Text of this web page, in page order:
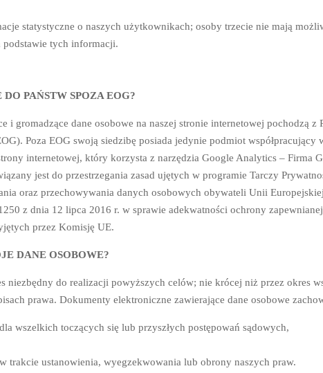
statystyczne o naszych użytkownikach; osoby trzecie nie mają
tych informacji.
PAŃSTW SPOZA EOG?
i gromadzące dane osobowe na naszej stronie internetowej pochodzą z
Poza EOG swoją siedzibę posiada jedynie podmiot współpracujący
internetowej, który korzysta z narzędzia Google Analytics – Firma
jest do przestrzegania zasad ujętych w programie Tarczy
oraz przechowywania danych osobowych obywateli Unii
z dnia 12 lipca 2016 r. w sprawie adekwatności ochrony zapewnianej
przez Komisję UE.
DANE OSOBOWE?
niezbędny do realizacji powyższych celów; nie krócej niż przez okres
prawa. Dokumenty elektroniczne zawierające dane osobowe
wszelkich toczących się lub przyszłych postępowań sądowych,
trakcie ustanowienia, wyegzekwowania lub obrony naszych praw.